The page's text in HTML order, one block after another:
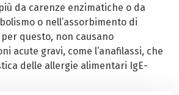
da carenze enzimatiche o da
o nell’assorbimento di
questo, non causano
acute gravi, come l’anafilassi, che
delle allergie alimentari IgE-